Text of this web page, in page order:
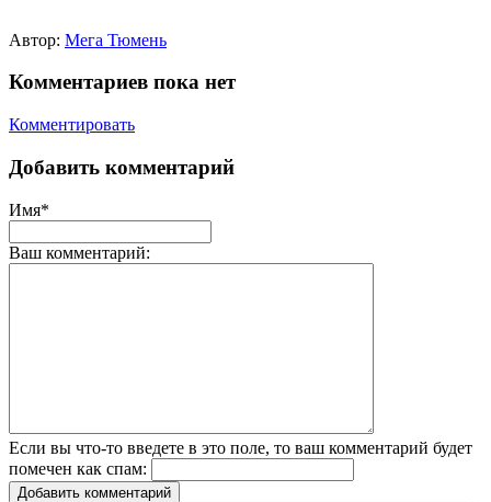
Автор: Мега Тюмень
Комментариев пока нет
Комментировать
Добавить комментарий
Имя*
Ваш комментарий:
Если вы что-то введете в это поле, то ваш комментарий будет
помечен как спам:
Добавить комментарий